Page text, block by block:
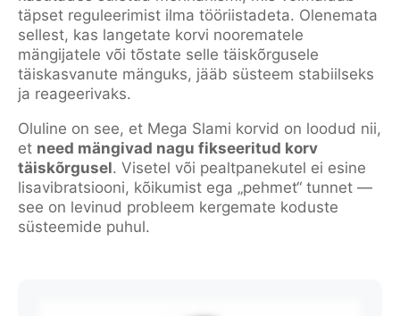
täpset reguleerimist ilma tööriistadeta. Olenemata
sellest, kas langetate korvi noorematele
mängijatele või tõstate selle täiskõrgusele
täiskasvanute mänguks, jääb süsteem stabiilseks
ja reageerivaks.
Oluline on see, et Mega Slami korvid on loodud nii,
et need mängivad nagu fikseeritud korv
täiskõrgusel. Visetel või pealtpanekutel ei esine
lisavibratsiooni, kõikumist ega „pehmet“ tunnet —
see on levinud probleem kergemate koduste
süsteemide puhul.